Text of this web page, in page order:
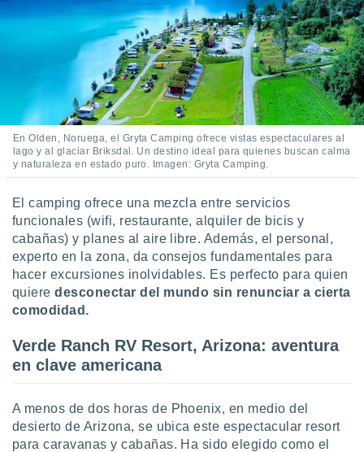
En Olden, Noruega, el Gryta Camping ofrece vistas espectaculares al
lago y al glaciar Briksdal. Un destino ideal para quienes buscan calma
y naturaleza en estado puro. Imagen: Gryta Camping.
El camping ofrece una mezcla entre servicios
funcionales (wifi, restaurante, alquiler de bicis y
cabañas) y planes al aire libre. Además, el personal,
experto en la zona, da consejos fundamentales para
hacer excursiones inolvidables. Es perfecto para quien
quieredesconectar del mundo sin renunciar a cierta
comodidad.
Verde Ranch RV Resort, Arizona: aventura
en clave americana
A menos de dos horas de Phoenix, en medio del
desierto de Arizona, se ubica este espectacular resort
para caravanas y cabañas. Ha sido elegido como el